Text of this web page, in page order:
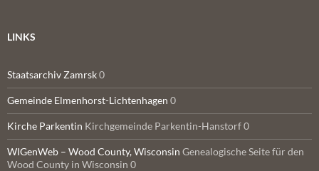
LINKS
Staatsarchiv Zamrsk0
Gemeinde Elmenhorst-Lichtenhagen 0
Kirche Parkentin Kirchgemeinde Parkentin-Hanstorf 0
WIGenWeb – Wood County, Wisconsin Genealogische Seite für den
Wood County in Wisconsin 0